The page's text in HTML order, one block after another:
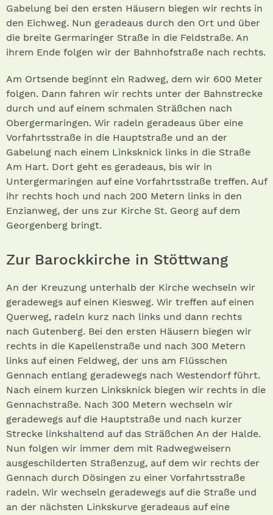
Gabelung bei den ersten Häusern biegen wir rechts in
den Eichweg. Nun geradeaus durch den Ort und über
die breite Germaringer Straße in die Feldstraße. An
ihrem Ende folgen wir der Bahnhofstraße nach rechts.
Am Ortsende beginnt ein Radweg, dem wir 600 Meter
folgen. Dann fahren wir rechts unter der Bahnstrecke
durch und auf einem schmalen Sträßchen nach
Obergermaringen. Wir radeln geradeaus über eine
Vorfahrtsstraße in die Hauptstraße und an der
Gabelung nach einem Linksknick links in die Straße
Am Hart. Dort geht es geradeaus, bis wir in
Untergermaringen auf eine Vorfahrtsstraße treffen. Auf
ihr rechts hoch und nach 200 Metern links in den
Enzianweg, der uns zur Kirche St. Georg auf dem
Georgenberg bringt.
Zur Barockkirche in Stöttwang
An der Kreuzung unterhalb der Kirche wechseln wir
geradewegs auf einen Kiesweg. Wir treffen auf einen
Querweg, radeln kurz nach links und dann rechts
nach Gutenberg. Bei den ersten Häusern biegen wir
rechts in die Kapellenstraße und nach 300 Metern
links auf einen Feldweg, der uns am Flüsschen
Gennach entlang geradewegs nach Westendorf führt.
Nach einem kurzen Linksknick biegen wir rechts in die
Gennachstraße. Nach 300 Metern wechseln wir
geradewegs auf die Hauptstraße und nach kurzer
Strecke linkshaltend auf das Sträßchen An der Halde.
Nun folgen wir immer dem mit Radwegweisern
ausgeschilderten Straßenzug, auf dem wir rechts der
Gennach durch Dösingen zu einer Vorfahrtsstraße
radeln. Wir wechseln geradewegs auf die Straße und
an der nächsten Linkskurve geradeaus auf eine